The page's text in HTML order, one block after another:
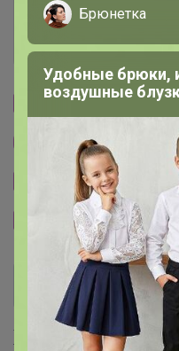
История
Cтраничка
Другие СП
Сайт закупки
Размерная сетка
Хиты продаж
Брюнетка
Удобные брюки,
воздушные